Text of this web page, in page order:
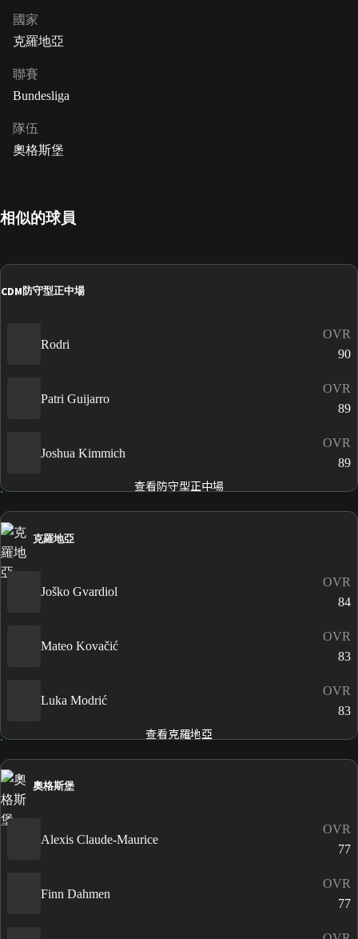
國家
克羅地亞
聯賽
Bundesliga
隊伍
奧格斯堡
相似的球員
CDM 防守型正中場
Rodri
OVR
90
Patri Guijarro
OVR
89
Joshua Kimmich
OVR
89
查看防守型正中場
克羅地亞
Joško Gvardiol
OVR
84
Mateo Kovačić
OVR
83
Luka Modrić
OVR
83
查看克羅地亞
奧格斯堡
Alexis Claude-Maurice
OVR
77
Finn Dahmen
OVR
77